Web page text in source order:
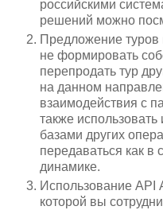
российскими
решений можно
Предложение туров
не формировать
перепродать тур
на данном
взаимодействия с
также
базами других
передаваться как в
динамике.
Использование
которой вы